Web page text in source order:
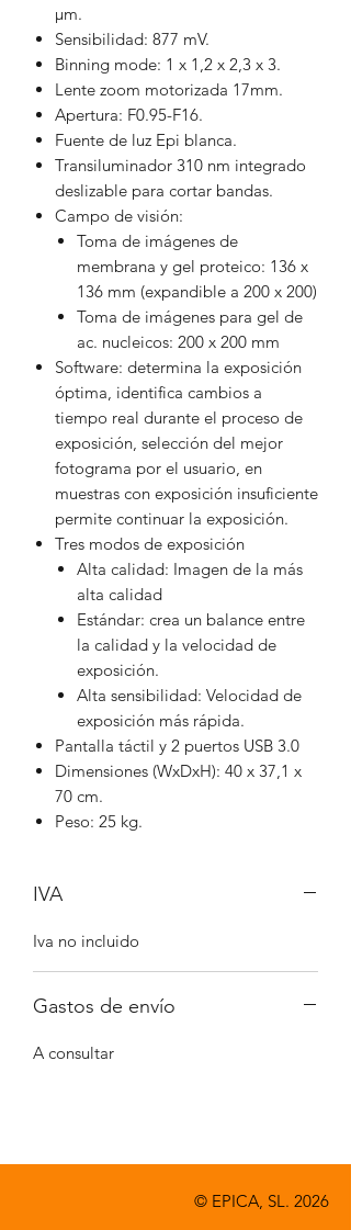
µm.
Sensibilidad: 877 mV.
Binning mode: 1 x 1,2 x 2,3 x 3.
Lente zoom motorizada 17mm.
Apertura: F0.95-F16.
Fuente de luz Epi blanca.
Transiluminador 310 nm integrado
deslizable para cortar bandas.
Campo de visión:
Toma de imágenes de
membrana y gel proteico: 136 x
136 mm (expandible a 200 x 200)
Toma de imágenes para gel de
ac. nucleicos: 200 x 200 mm
Software: determina la exposición
óptima, identifica cambios a
tiempo real durante el proceso de
exposición, selección del mejor
fotograma por el usuario, en
muestras con exposición insuficiente
permite continuar la exposición.
Tres modos de exposición
Alta calidad: Imagen de la más
alta calidad
Estándar: crea un balance entre
la calidad y la velocidad de
exposición.
Alta sensibilidad: Velocidad de
exposición más rápida.
Pantalla táctil y 2 puertos USB 3.0
Dimensiones (WxDxH): 40 x 37,1 x
70 cm.
Peso: 25 kg.
IVA
Iva no incluido
Gastos de envío
A consultar
© EPICA, SL. 2026